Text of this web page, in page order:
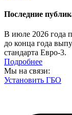
Последние
В июле 2026 года
до конца года
стандарта Евро-3.
Подробнее
Мы на связи:
Установить ГБО